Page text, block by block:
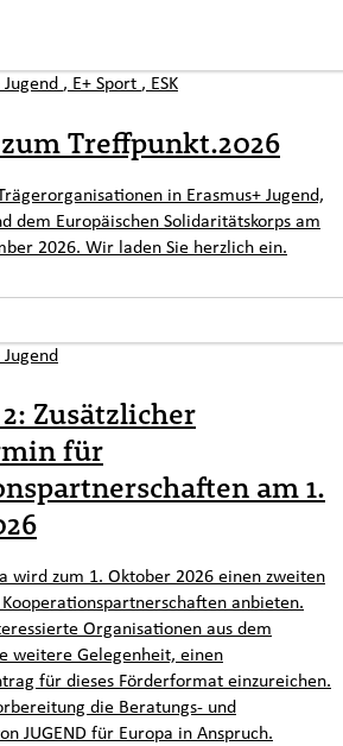
Jugend , E+ Sport , ESK
Treffpunkt.2026
in Erasmus+ Jugend,
dem Europäischen Solidaritätskorps am
2026. Wir laden Sie herzlich ein.
Jugend
Zusätzlicher
für
am 1.
wird zum 1. Oktober 2026 einen zweiten
anbieten.
Organisationen aus dem
weitere Gelegenheit, einen
für dieses Förderformat einzureichen.
die Beratungs- und
JUGEND für Europa in Anspruch.